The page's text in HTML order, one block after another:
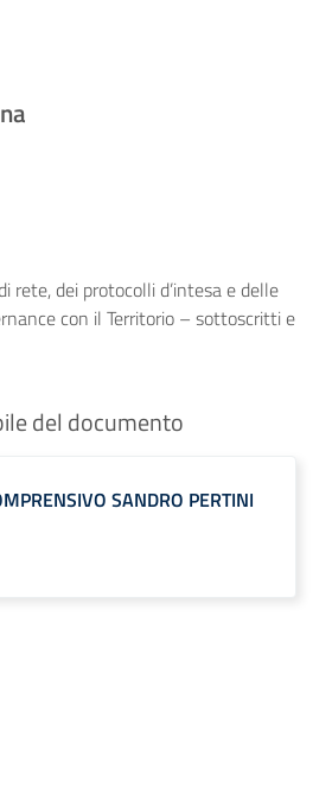
rete, dei protocolli d’intesa e delle
con il Territorio – sottoscritti e
del documento
SANDRO PERTINI